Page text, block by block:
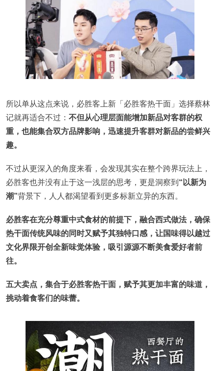
所以单从这点来说，必胜客上新「必胜客热干面」选择蔡林
记就再适合不过： 不但从心理层面能增加新品对客群的权
重，也能集合双方品牌影响，迅速提升客群对新品的尝鲜兴
趣。
不过从更深入的角度来看，会发现其实在整个跨界玩法上，
必胜客也并没有止于这一浅层的思考，更是洞察到 “以新为
潮”背景下，人人都渴望看到更多标新立异的东西。
必胜客在充分尊重中式食材的前提下，融合西式做法，确保
热干面传统风味的同时又赋予其独特口感，让国味得以越过
文化界限开创全新味觉体验，吸引源源不断美食爱好者前
往。
五大卖点，集合于必胜客热干面，赋予其更加丰富的味道，
挑动着食客们的味蕾。